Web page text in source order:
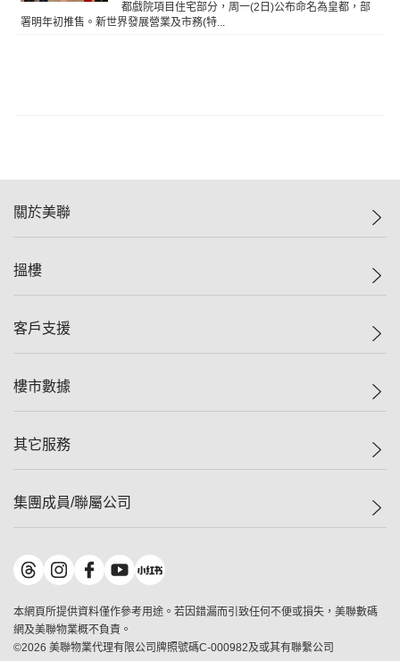
都戲院項目住宅部分，周一(2日)公布命名為皇都，部
署明年初推售。新世界發展營業及市務(特...
關於美聯
美聯集團
人才招募
搵樓
一手新盤
減價
美聯豪宅
獨家樓盤
租盤
客戶支援
自助放盤
查詢熱線
按揭計算機
負擔能力計算機
轉按計算機
繳款方式
樓市數據
樓價指數
歷史成交
屋苑成交排行榜
地區百科
其它服務
屋苑專頁
美聯精英會
美善會
地產代理管理協會
集團成員/聯屬公司
美聯物業
鋑聯控股*
美聯工商舖*
美聯中國
美聯澳門
本網頁所提供資料僅作參考用途。若因錯漏而引致任何不便或損失，美聯數碼
網及美聯物業概不負責。
©2026 美聯物業代理有限公司牌照號碼C-000982及或其有聯繫公司